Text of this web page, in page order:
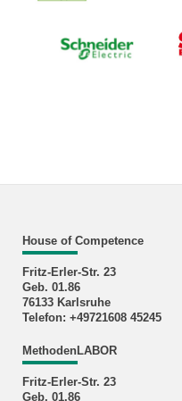
House of Competence
Fritz-Erler-Str. 23
Geb. 01.86
76133 Karlsruhe
Telefon: +49721608 45245
MethodenLABOR
Fritz-Erler-Str. 23
Geb. 01.86